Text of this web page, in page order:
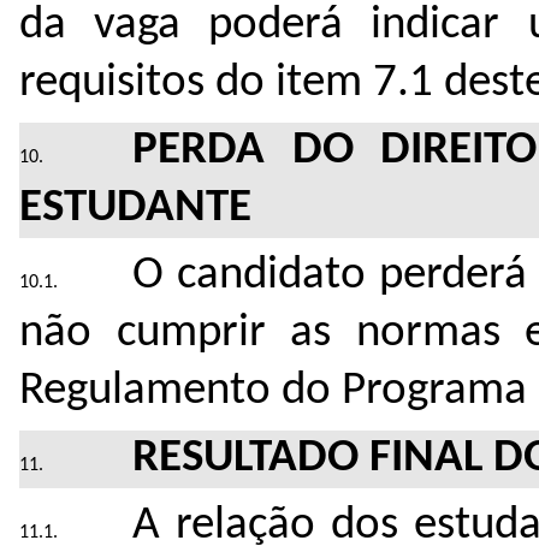
da vaga poderá indicar
requisitos do item 7.1
PERDA DO
ESTUDANTE
O candidato
não cumprir as normas
Regulamento do
RESULTADO FINAL
A relação dos